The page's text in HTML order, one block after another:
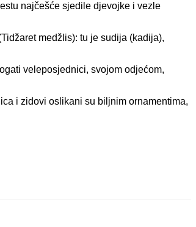
najčešće sjedile djevojke i vezle
medžlis): tu je sudija (kadija),
veleposjednici, svojom odjećom,
i zidovi oslikani su biljnim ornamentima,